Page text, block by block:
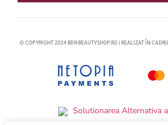
© COPYRIGHT 2024 BDR-BEAUTYSHOP.RO | REALIZAT ÎN